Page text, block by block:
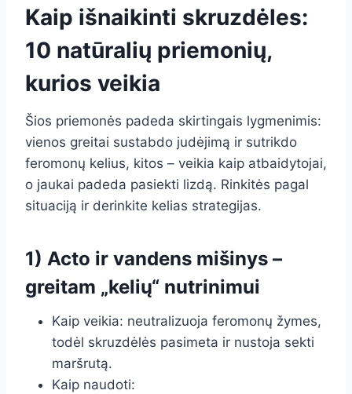
Kaip išnaikinti skruzdėles:
10 natūralių priemonių,
kurios veikia
Šios priemonės padeda skirtingais lygmenimis:
vienos greitai sustabdo judėjimą ir sutrikdo
feromonų kelius, kitos – veikia kaip atbaidytojai,
o jaukai padeda pasiekti lizdą. Rinkitės pagal
situaciją ir derinkite kelias strategijas.
1) Acto ir vandens mišinys –
greitam „kelių“ nutrinimui
Kaip veikia: neutralizuoja feromonų žymes,
todėl skruzdėlės pasimeta ir nustoja sekti
maršrutą.
Kaip naudoti: